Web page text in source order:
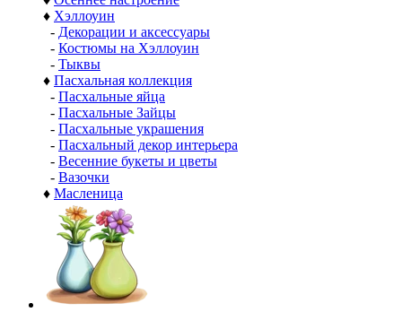
♦ Хэллоуин
- Декорации и аксессуары
- Костюмы на Хэллоуин
- Тыквы
♦ Пасхальная коллекция
- Пасхальные яйца
- Пасхальные Зайцы
- Пасхальные украшения
- Пасхальный декор интерьера
- Весенние букеты и цветы
- Вазочки
♦ Масленица